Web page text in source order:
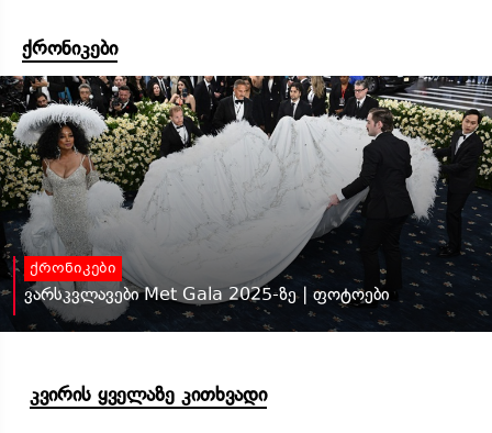
ქრონიკები
ქრონიკები
ვარსკვლავები Met Gala 2025-ზე | ფოტოები
კვირის ყველაზე კითხვადი